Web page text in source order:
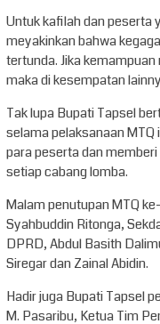
Untuk kafilah dan peserta
meyakinkan bahwa
tertunda. Jika
maka di kesempatan
Tak lupa Bupati Tapsel
selama pelaksanaan
para peserta dan
setiap cabang lomba.
Malam penutupan MTQ
Syahbuddin Ritonga,
DPRD, Abdul Basith
Siregar dan Zainal Abidin.
Hadir juga Bupati Tapsel
M. Pasaribu, Ketua Tim